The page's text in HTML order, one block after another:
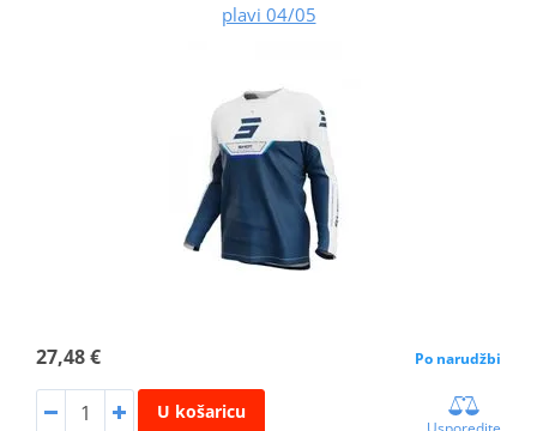
plavi 04/05
27,48 € Po narudžbi
U košaricu